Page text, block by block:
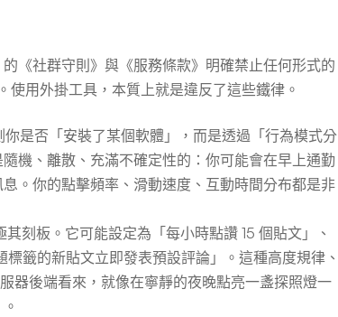
《社群守則》與《服務條款》明確禁止任何形式的
使用外掛工具，本質上就是違反了這些鐵律。
你是否「安裝了某個軟體」，而是透過「行為模式分
機、離散、充滿不確定性的：你可能會在早上通勤
。你的點擊頻率、滑動速度、互動時間分布都是非
刻板。它可能設定為「每小時點讚 15 個貼文」、
籤的新貼文立即發表預設評論」。這種高度規律、
器後端看來，就像在寧靜的夜晚點亮一盞探照燈一